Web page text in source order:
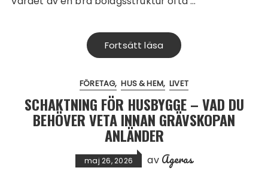
Fortsätt läsa
FÖRETAG HUS & HEM LIVET
SCHAKTNING FÖR HUSBYGGE – VAD DU
BEHÖVER VETA INNAN GRÄVSKOPAN
ANLÄNDER
maj 26, 2026 av Ageras